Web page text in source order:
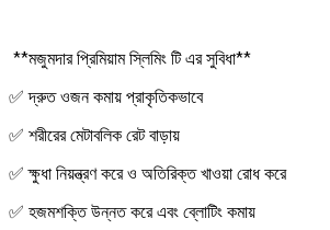
**মজুমদার প্রিমিয়াম স্লিমিং টি এর সুবিধা**
✅ দ্রুত ওজন কমায় প্রাকৃতিকভাবে
✅ শরীরের মেটাবলিক রেট বাড়ায়
✅ ক্ষুধা নিয়ন্ত্রণ করে ও অতিরিক্ত খাওয়া রোধ করে
✅ হজমশক্তি উন্নত করে এবং ব্লোটিং কমায়